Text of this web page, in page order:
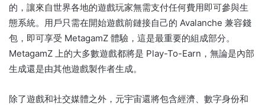
的，讓來自世界各地的遊戲玩家無需支付任何費用即可參與生
態系統。 用戶只需在開始遊戲前鏈接自己的 Avalanche 兼容錢
包，即可享受 MetagamZ 體驗，這是最重要的組成部分。
MetagamZ 上的大多數遊戲都將是 Play-To-Earn，無論是內部
生成還是由其他遊戲製作者生成。
除了遊戲和社交媒體之外，元宇宙還將包含經濟、數字身份和